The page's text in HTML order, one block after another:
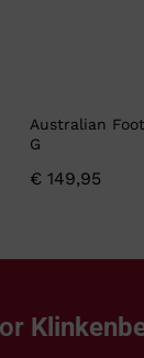
Australian
G
€ 149,95